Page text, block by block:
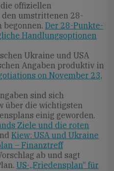
offiziellen
umstrittenen 28-
Der 28-Punkte-
Handlungsoptionen
Ukraine und USA
Angaben produktiv in
on November 23,
sind sich
über die wichtigsten
einig geworden.
Ziele und die roten
Kiew: USA und Ukraine
– Finanztreff
ab und sagt
US-„Friedensplan“ für